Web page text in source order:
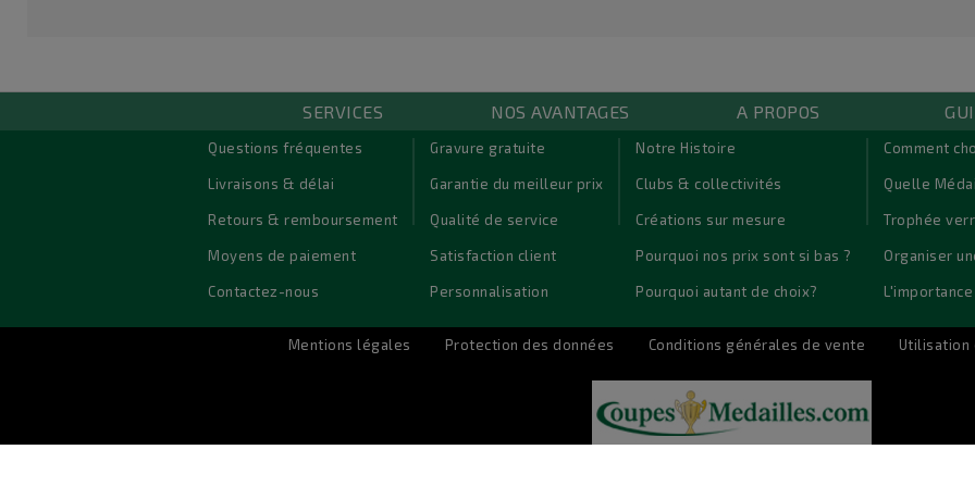
SERVICES NOS AVANTAGES A PROPOS
Questions fréquentes
Livraisons & délai
Retours & remboursement
Moyens de paiement
Contactez-nous
Gravure gratuite
Garantie du meilleur prix
Qualité de service
Satisfaction client
Personnalisation
Notre Histoire
Clubs & collectivités
Créations sur mesure
Pourquoi nos prix sont si bas ?
Pourquoi autant de choix?
Comment
Quelle
Trophée
Organiser
Mentions légales Protection des données Conditions générales de vente Utilisation
Sit amet conse ctetur
magna aliqua. Ut enim ad
aliquip ex
© 2026 - Logiciel e-commerce par PrestaShop™